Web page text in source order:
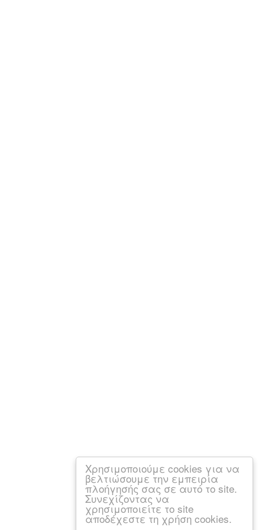
Χρησιμοποιούμε cookies για να
βελτιώσουμε την εμπειρία
πλοήγησής σας σε αυτό το site.
Συνεχίζοντας να
χρησιμοποιείτε το site
αποδέχεστε τη χρήση cookies.